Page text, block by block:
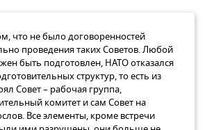
что не было договоренностей
проведения таких Советов. Любой
быть подготовлен, НАТО отказался
структур, то есть из
Совет – рабочая группа,
комитет и сам Совет на
Все элементы, кроме встречи